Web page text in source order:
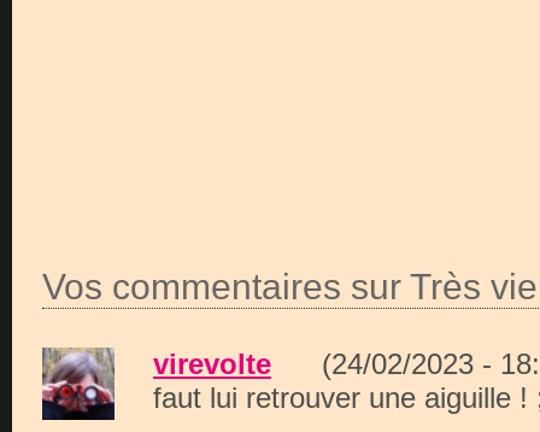
Vos commentaires sur Très
virevolte (24/02/2023 -
faut lui retrouver une aiguille !